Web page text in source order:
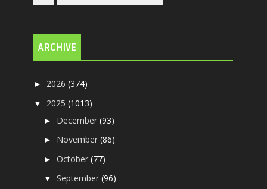
ARCHIVE
► 2026(374)
▼ 2025(1013)
► December(93)
► November(86)
►October(77)
▼September(96)